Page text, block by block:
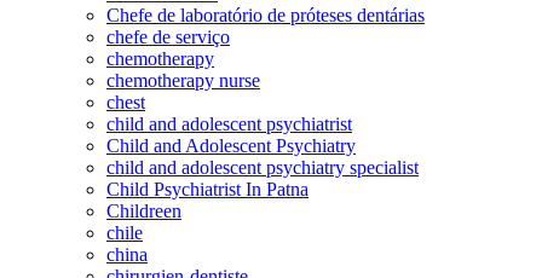
Chefe de laboratório de próteses dentárias
chefe de serviço
chemotherapy
chemotherapy nurse
chest
child and adolescent psychiatrist
Child and Adolescent Psychiatry
child and adolescent psychiatry specialist
Child Psychiatrist In Patna
Childreen
chile
china